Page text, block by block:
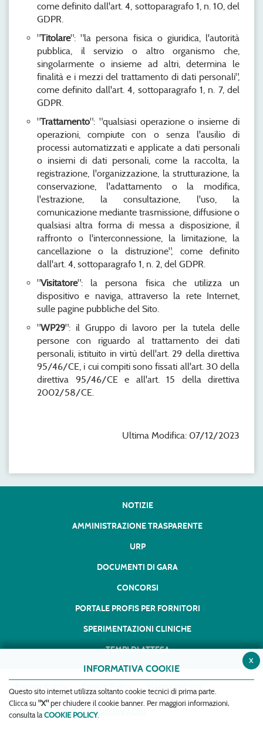
come definito dall'art. 4, sottoparagrafo 1, n. 10, del
GDPR.
"Titolare": "la persona fisica o giuridica, l'autorità
pubblica, il servizio o altro organismo che,
singolarmente o insieme ad altri, determina le
finalità e i mezzi del trattamento di dati personali",
come definito dall'art. 4, sottoparagrafo 1, n. 7, del
GDPR.
"Trattamento": "qualsiasi operazione o insieme di
operazioni, compiute con o senza l'ausilio di
processi automatizzati e applicate a dati personali
o insiemi di dati personali, come la raccolta, la
registrazione, l'organizzazione, la strutturazione, la
conservazione, l'adattamento o la modifica,
l'estrazione, la consultazione, l'uso, la
comunicazione mediante trasmissione, diffusione o
qualsiasi altra forma di messa a disposizione, il
raffronto o l'interconnessione, la limitazione, la
cancellazione o la distruzione", come definito
dall'art. 4, sottoparagrafo 1, n. 2, del GDPR.
"Visitatore": la persona fisica che utilizza un
dispositivo e naviga, attraverso la rete Internet,
sulle pagine pubbliche del Sito.
"WP29": il Gruppo di lavoro per la tutela delle
persone con riguardo al trattamento dei dati
personali, istituito in virtù dell'art. 29 della direttiva
95/46/CE, i cui compiti sono fissati all'art. 30 della
direttiva 95/46/CE e all'art. 15 della direttiva
2002/58/CE.
Ultima Modifica: 07/12/2023
NOTIZIE
AMMINISTRAZIONE TRASPARENTE
URP
DOCUMENTI DI GARA
CONCORSI
PORTALE PROFIS PER FORNITORI
SPERIMENTAZIONI CLINICHE
TEMPI DI ATTESA
Privacy Policy Cookie Policy Mappa del sito
Dichiarazione di Accessibilità AGID
x
INFORMATIVA COOKIE
Questo sito internet utilizza soltanto cookie tecnici di prima parte.
Clicca su "X"per chiudere il cookie banner. Per maggiori informazioni,
consulta laCOOKIE POLICY.